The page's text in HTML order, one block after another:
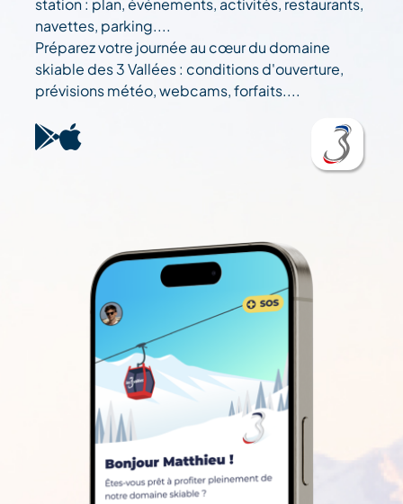
station : plan, événements, activités, restaurants,
navettes, parking....
Préparez votre journée au cœur du domaine
skiable des 3 Vallées : conditions d'ouverture,
prévisions météo, webcams, forfaits....